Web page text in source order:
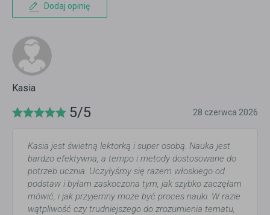
Dodaj opinię
Kasia
5/5 28 czerwca 2026
Kasia jest świetną lektorką i super osobą. Nauka jest
bardzo efektywna, a tempo i metody dostosowane do
potrzeb ucznia. Uczyłyśmy się razem włoskiego od
podstaw i byłam zaskoczona tym, jak szybko zaczęłam
mówić, i jak przyjemny może być proces nauki. W razie
wątpliwość czy trudniejszego do zrozumienia tematu,